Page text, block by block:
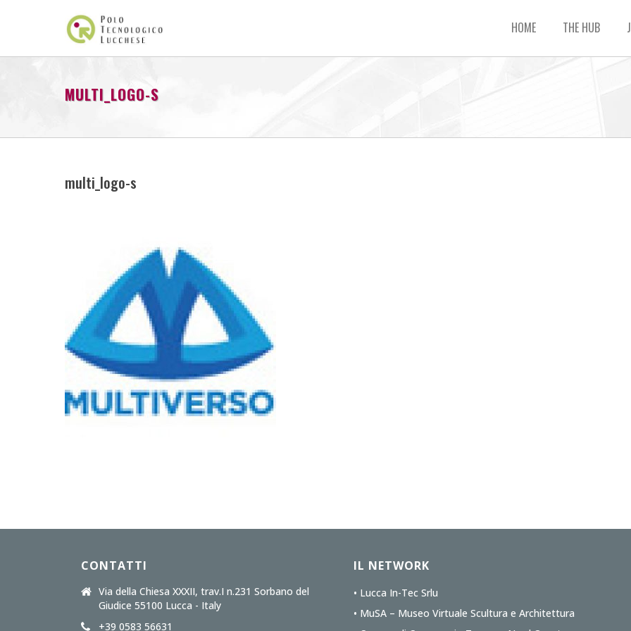
HOME THE HUB
MULTI_LOGO-S
multi_logo-s
CONTATTI
Via della Chiesa XXXII, trav.I n.231 Sorbano del
Giudice 55100 Lucca - Italy
+39 0583 56631
IL NETWORK
• Lucca In-Tec Srlu
• MuSA – Museo Virtuale Scultura e Architettura